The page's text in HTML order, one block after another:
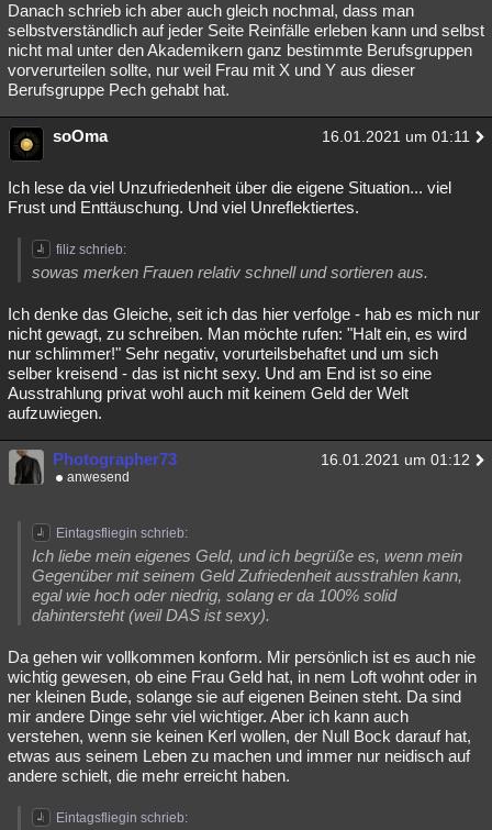
Danach schrieb ich aber auch gleich nochmal, dass man
selbstverständlich auf jeder Seite Reinfälle erleben kann und selbst
nicht mal unter den Akademikern ganz bestimmte Berufsgruppen
vorverurteilen sollte, nur weil Frau mit X und Y aus dieser
Berufsgruppe Pech gehabt hat.
soOma 16.01.2021 um 01:11
Ich lese da viel Unzufriedenheit über die eigene Situation... viel
Frust und Enttäuschung. Und viel Unreflektiertes.
filiz schrieb:
sowas merken Frauen relativ schnell und sortieren aus.
Ich denke das Gleiche, seit ich das hier verfolge - hab es mich nur
nicht gewagt, zu schreiben. Man möchte rufen: "Halt ein, es wird
nur schlimmer!" Sehr negativ, vorurteilsbehaftet und um sich
selber kreisend - das ist nicht sexy. Und am End ist so eine
Ausstrahlung privat wohl auch mit keinem Geld der Welt
aufzuwiegen.
Photographer73 16.01.2021 um 01:12
anwesend
Eintagsfliegin schrieb:
Ich liebe mein eigenes Geld, und ich begrüße es, wenn mein
Gegenüber mit seinem Geld Zufriedenheit ausstrahlen kann,
egal wie hoch oder niedrig, solang er da 100% solid
dahintersteht (weil DAS ist sexy).
Da gehen wir vollkommen konform. Mir persönlich ist es auch nie
wichtig gewesen, ob eine Frau Geld hat, in nem Loft wohnt oder in
ner kleinen Bude, solange sie auf eigenen Beinen steht. Da sind
mir andere Dinge sehr viel wichtiger. Aber ich kann auch
verstehen, wenn sie keinen Kerl wollen, der Null Bock darauf hat,
etwas aus seinem Leben zu machen und immer nur neidisch auf
andere schielt, die mehr erreicht haben.
Eintagsfliegin schrieb: